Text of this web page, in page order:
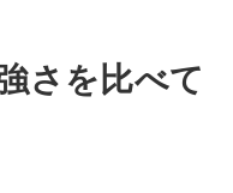
さを比べて